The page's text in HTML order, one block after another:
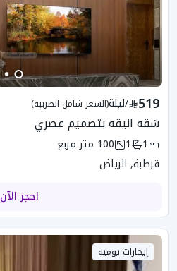
519
/ليلة(السعر شامل الضريبه)
شقه انيقه بتصميم عصري
1
1
100 متر مربع
قرطبة, الرياض
احجز الآن
إيجارات يومية